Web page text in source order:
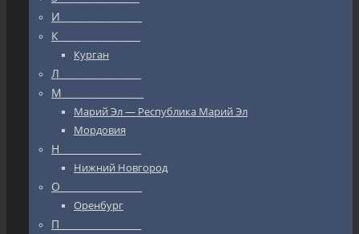
И_________________
К_________________
Курган
Л_________________
М_________________
Марий Эл — Республика Марий Эл
Мордовия
Н_________________
Нижний Новгород
О_________________
Оренбург
П_________________